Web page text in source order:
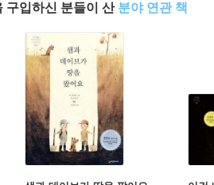
구입하신 분들이 산 분야 연관 책